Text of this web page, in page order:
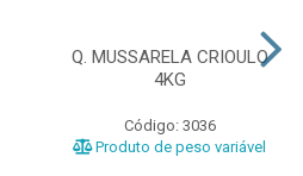
Q. MUSSARELA CRIOULO
4KG
Código: 3036
Produto de peso variável